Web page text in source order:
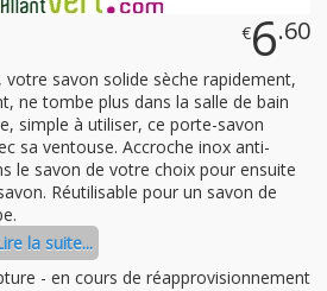
€6.60
, votre savon solide sèche rapidement,
ne tombe plus dans la salle de bain
simple à utiliser, ce porte-savon
sa ventouse. Accroche inox anti-
le savon de votre choix pour ensuite
Réutilisable pour un savon de
la suite...
- en cours de réapprovisionnement